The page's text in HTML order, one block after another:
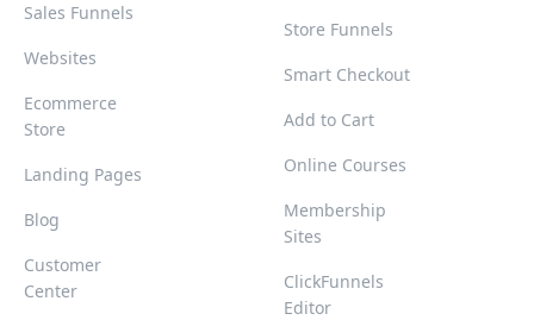
Sales Funnels
Websites
Ecommerce
Store
Landing Pages
Blog
Customer
Center
Store Funnels
Smart Checkout
Add to Cart
Online Courses
Membership
Sites
ClickFunnels
Editor